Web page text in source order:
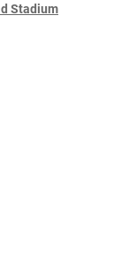
Stadium